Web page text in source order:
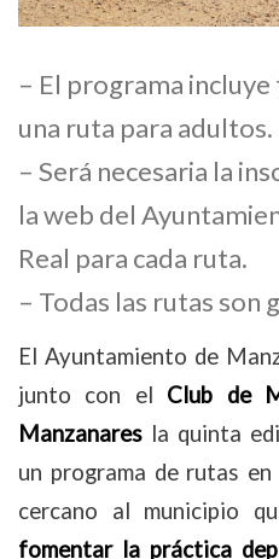
– El programa
una ruta para adultos.
– Será necesaria la
la web del
Real para cada ruta.
– Todas las rutas son
El Ayuntamiento de
junto con el Club de
Manzanares la quinta
un programa de rutas
cercano al municipio
fomentar la práctica